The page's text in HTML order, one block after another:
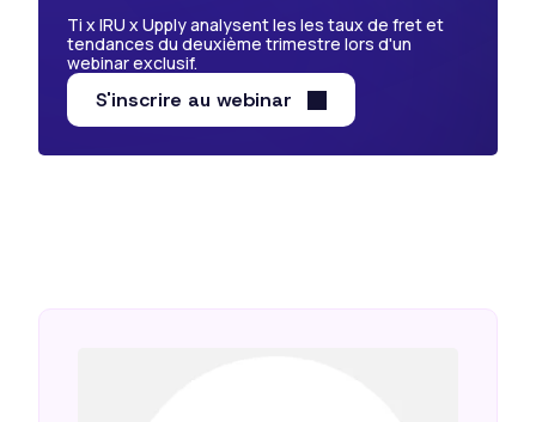
Ti x IRU x Upply analysent les les taux de fret et
tendances du deuxième trimestre lors d'un
webinar exclusif.
S'inscrire au webinar